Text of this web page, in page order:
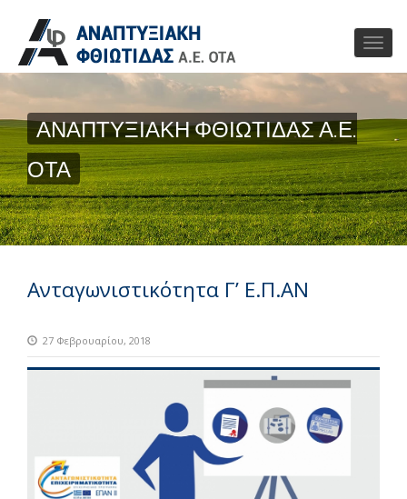
ΑΝΑΠΤΥΞΙΑΚΗ ΦΘΙΩΤΙΔΑΣ Α.Ε.
ΟΤΑ
Ανταγωνιστικότητα Γ’ Ε.Π.ΑΝ
27 Φεβρουαρίου, 2018